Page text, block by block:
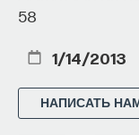
58
1/14/2013
НАПИСАТЬ